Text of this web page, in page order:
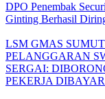
DPO Penembak
Ginting Berhasil
LSM GMAS
PELANGGARAN
SERGAI:
PEKERJA